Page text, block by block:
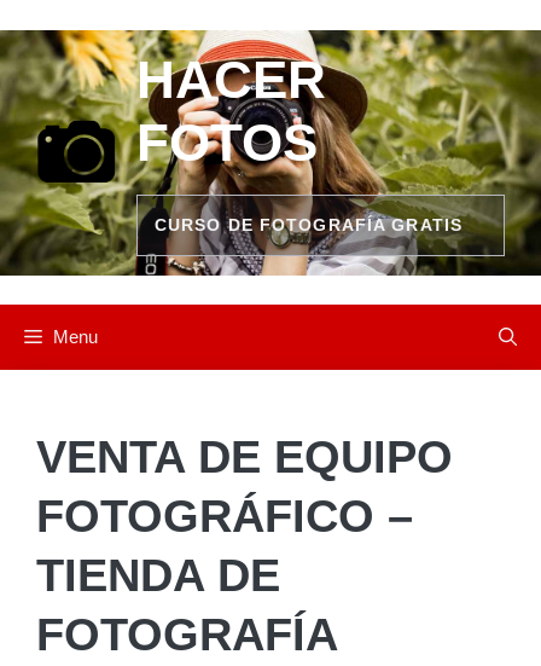
al
contenido
HACER
FOTOS
CURSO DE FOTOGRAFÍA GRATIS
Menu
VENTA DE EQUIPO
FOTOGRÁFICO –
TIENDA DE
FOTOGRAFÍA